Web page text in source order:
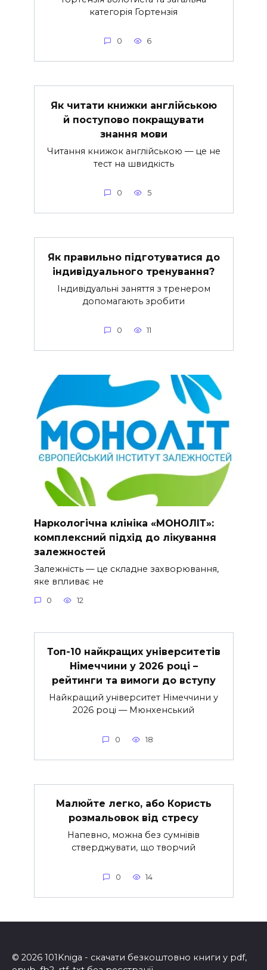
категорія Гортензія
0 6
Як читати книжки англійською
й поступово покращувати
знання мови
Читання книжок англійською — це не
тест на швидкість
0 5
Як правильно підготуватися до
індивідуального тренування?
Індивідуальні заняття з тренером
допомагають зробити
0 11
Наркологічна клініка «МОНОЛІТ»:
комплексний підхід до лікування
залежностей
Залежність — це складне захворювання,
яке впливає не
0 12
Топ-10 найкращих університетів
Німеччини у 2026 році –
рейтинги та вимоги до вступу
Найкращий університет Німеччини у
2026 році — Мюнхенський
0 18
Малюйте легко, або Користь
розмальовок від стресу
Напевно, можна без сумнівів
стверджувати, що творчий
0 14
© 2026 101Kniga - скачати безкоштовно книги у pdf,